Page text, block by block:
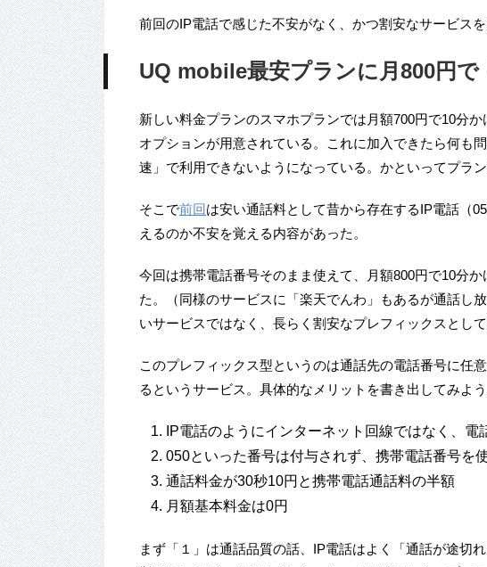
前回のIP電話で感じた不安がなく、かつ割安なサービス
UQ mobile最安プランに月800円で
新しい料金プランのスマホプランでは月額700円で10分
オプションが用意されている。これに加入できたら何も
速」で利用できないようになっている。かといってプラン
そこで前回は安い通話料として昔から存在するIP電話（
えるのか不安を覚える内容があった。
今回は携帯電話番号そのまま使えて、月額800円で10分
た。（同様のサービスに「楽天でんわ」もあるが通話し
いサービスではなく、長らく割安なプレフィックスとし
このプレフィックス型というのは通話先の電話番号に任
るというサービス。具体的なメリットを書き出してみよう
IP電話のようにインターネット回線ではなく、
050といった番号は付与されず、携帯電話番号を
通話料金が30秒10円と携帯電話通話料の半額
月額基本料金は0円
まず「１」は通話品質の話、IP電話はよく「通話が途切